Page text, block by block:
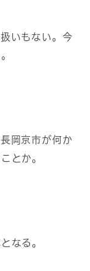
いもない。今
岡京市が何か
とか。
なる。